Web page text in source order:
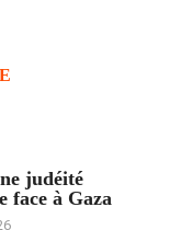
judéité
face à Gaza